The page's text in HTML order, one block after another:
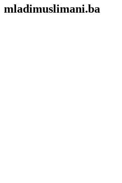
mladimuslimani.ba